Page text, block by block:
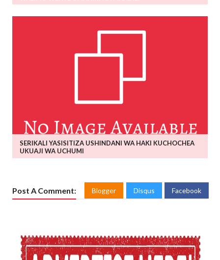
SERIKALI YASISITIZA USHINDANI WA HAKI KUCHOCHEA
UKUAJI WA UCHUMI
Post A Comment: Blogger Disqus Facebook